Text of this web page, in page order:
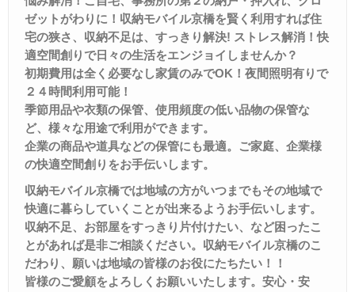
ゼットがわりに！収納モバイル京橋を賢く利用すれば住
宅の狭さ、収納不足は、すっきり解決! ストレス解消！快
適空間創りで日々の生活をエンジョイしませんか？
初期費用は全く必要なし家賃のみでOK ！夜間照明有りで
２４時間利用可能！
季節用品や衣類の保管、使用頻度の低い品物の保管な
ど、様々な用途で利用ができます。
企業の商品や道具などの保管にも最適。ご家庭、企業様
の快適空間創りをお手伝いします。
収納モバイル京橋では地域の方がいつまでもその地域で
快適に暮らしていくことが出来るようお手伝いします。
収納不足、お部屋をすっきり片付けたい、など困ったこ
とがあれば是非ご相談ください。収納モバイル京橋のこ
だわり、願いは地域の皆様のお役にたちたい！！
皆様のご愛顧をよろしくお願いいたします。 安心・安